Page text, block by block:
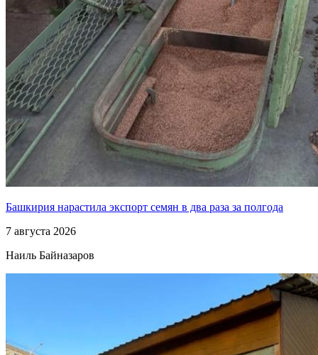
Башкирия нарастила экспорт семян в два раза за полгода
7 августа 2026
Наиль Байназаров